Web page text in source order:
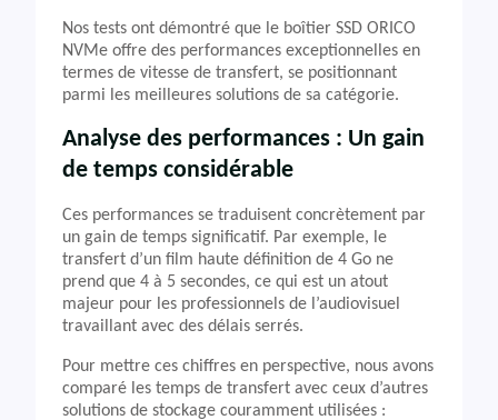
Nos tests ont démontré que le boîtier SSD ORICO
NVMe offre des performances exceptionnelles en
termes de vitesse de transfert, se positionnant
parmi les meilleures solutions de sa catégorie.
Analyse des performances : Un gain
de temps considérable
Ces performances se traduisent concrètement par
un gain de temps significatif. Par exemple, le
transfert d’un film haute définition de 4 Go ne
prend que 4 à 5 secondes, ce qui est un atout
majeur pour les professionnels de l’audiovisuel
travaillant avec des délais serrés.
Pour mettre ces chiffres en perspective, nous avons
comparé les temps de transfert avec ceux d’autres
solutions de stockage couramment utilisées :